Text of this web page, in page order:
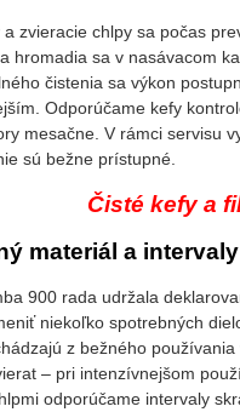
a zvieracie chlpy sa počas
hromadia sa v nasávacom
čistenia sa výkon
Odporúčame kefy
mesačne. V rámci servisu
sú bežne prístupné.
Čisté kefy a
materiál a
900 rada udržala
niekoľko spotrebných
z bežného
– pri intenzívnejšom
odporúčame intervaly